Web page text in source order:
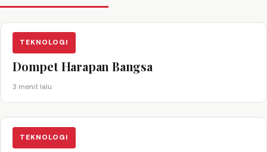
TEKNOLOGI
Dompet Harapan Bangsa
3 menit lalu
TEKNOLOGI